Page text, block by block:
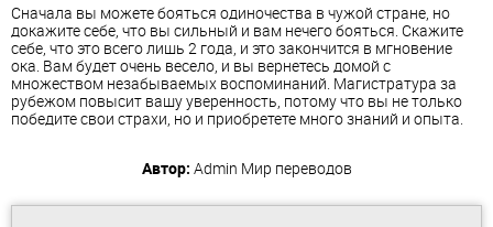
Сначала вы можете бояться одиночества в чужой стране, но
докажите себе, что вы сильный и вам нечего бояться. Скажите
себе, что это всего лишь 2 года, и это закончится в мгновение
ока. Вам будет очень весело, и вы вернетесь домой с
множеством незабываемых воспоминаний. Магистратура за
рубежом повысит вашу уверенность, потому что вы не только
победите свои страхи, но и приобретете много знаний и опыта.
Автор: Admin Мир переводов